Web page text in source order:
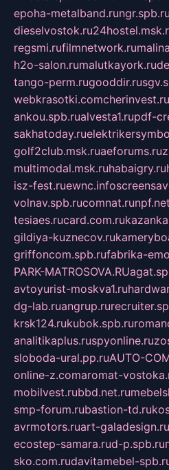
epoha-metalband.rungr.spb.ru
dieselvostok.ru
regsmi.rufilmnetwork.ru
h2o-salon.rumalutkayork.ru
tango-perm.rugooddir.ru
webkrasotki.comcherinvest.ru
ankou.spb.rualvesta1.rupdf-
sakhatoday.ru
golf2club.msk.ruaeforums.ru
multimodal.msk.ruhabaigry.ru
isz-fest.ruewnc.info
volnav.spb.rucomnat.ru
tesiaes.rucard.com.ru
gildiya-kuznecov.ru
griffoncom.spb.rufabrika-
PARK-MATROSOVA.RU
avtoyurist-moskva1.ru
dg-lab.ruangrup.ru
krsk124.rukubok.spb.ru
analitikaplus.ruspyonline.ru
sloboda-ural.pp.ruAUTO-
online-z.comaromat-
mobilvest.rubbd.net.ru
smp-forum.rubastion-td.ru
avrmotors.ruart-galadesign.ru
ecostep-samara.rud-p.spb.ru
sko.com.rudavitamebel-